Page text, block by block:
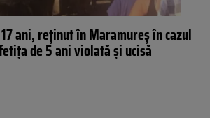
17 ani, reținut în Maramureș în cazul
de 5 ani violată și ucisă